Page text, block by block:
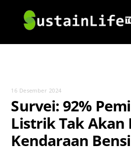
content
16 Desember 2024
Survei: 92%
Listrik Tak Akan
Kendaraan